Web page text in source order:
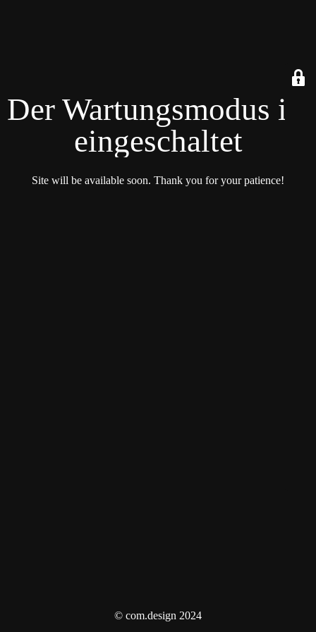
Der Wartungsmodus ist
eingeschaltet
Site will be available soon. Thank you for your patience!
© com.design 2024